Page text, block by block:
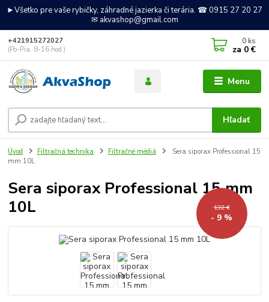
►Všetko pre vaše rybičky, záhradné jazierka či terária. ☎ 0915 27 20 27
✉ akvashop@gmail.com
Menu
Hľadať
+421915272027
(Po-Pia, 8-16 hod.)
0 ks
za 0 €
Úvod Filtračná technika Filtračné médiá
Sera siporax Professional 15
mm 10L
Sera siporax Professional 15 mm
10L
132 €
- 9 %